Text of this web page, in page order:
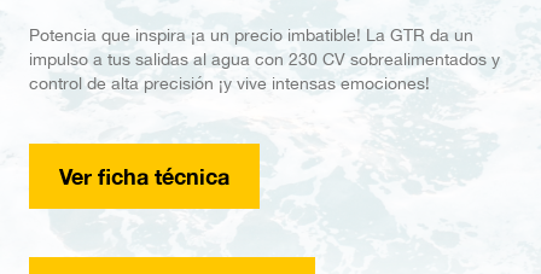
Potencia que inspira ¡a un precio imbatible! La GTR da un
impulso a tus salidas al agua con 230 CV sobrealimentados y
control de alta precisión ¡y vive intensas emociones!
Ver ficha técnica